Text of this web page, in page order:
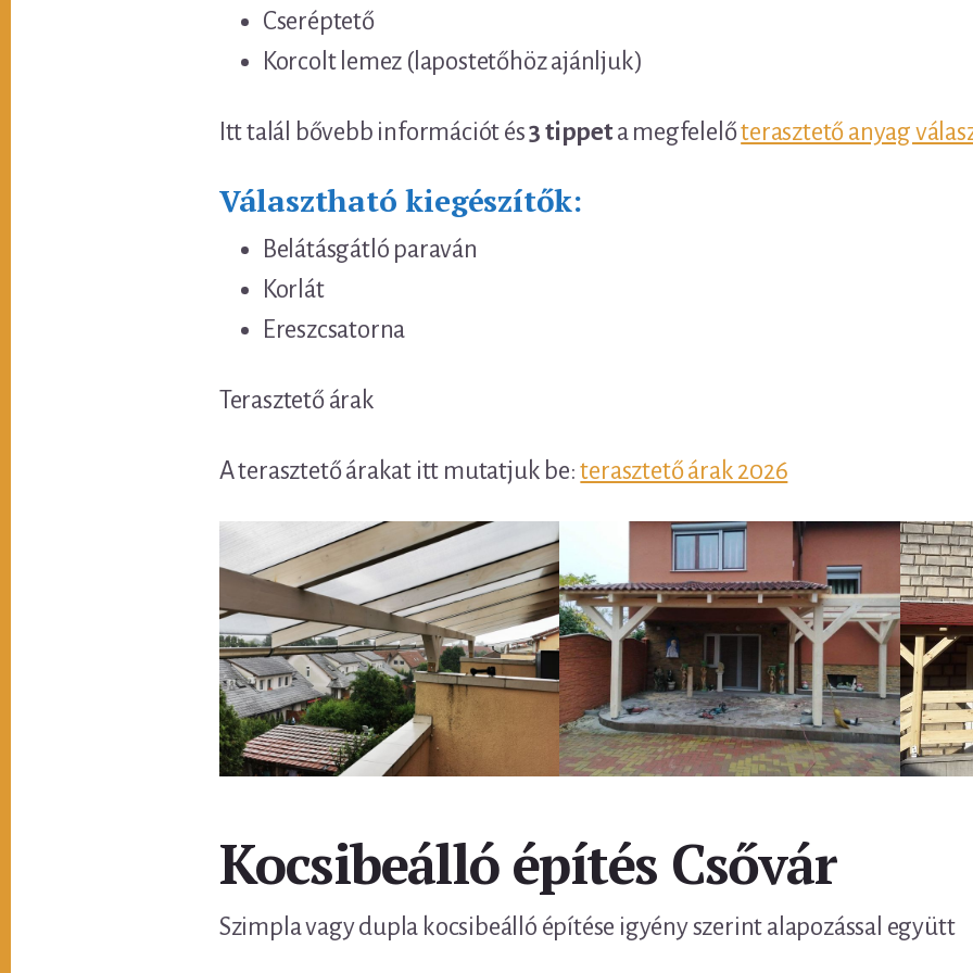
Cseréptető
Korcolt lemez (lapostetőhöz ajánljuk)
Itt talál bővebb információt és3 tippeta megfelelőterasztető anyag
Választható kiegészítők:
Belátásgátló paraván
Korlát
Ereszcsatorna
Terasztető árak
A terasztető árakat itt mutatjuk be:terasztető árak 2026
Kocsibeálló építés Csővár
Szimpla vagy dupla kocsibeálló építése igyény szerint alapozással együtt